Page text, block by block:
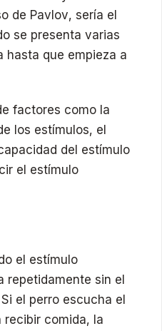
de Pavlov, sería el
se presenta varias
hasta que empieza a
factores como la
los estímulos, el
del estímulo
el estímulo
el estímulo
repetidamente sin el
el perro escucha el
recibir comida, la